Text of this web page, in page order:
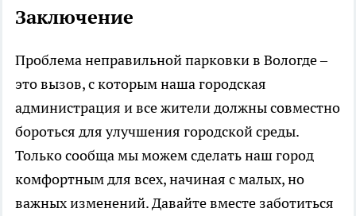
Заключение
Проблема неправильной парковки в Вологде –
это вызов, с которым наша городская
администрация и все жители должны совместно
бороться для улучшения городской среды.
Только сообща мы можем сделать наш город
комфортным для всех, начиная с малых, но
важных изменений. Давайте вместе заботиться